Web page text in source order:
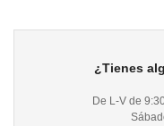
¿Tienes
De L-V de